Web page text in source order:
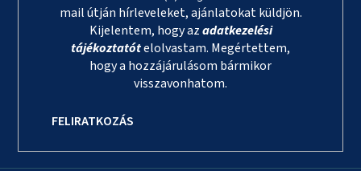
mail útján hírleveleket, ajánlatokat küldjön.
Kijelentem, hogy azadatkezelési
tájékoztatótelolvastam. Megértettem,
hogy a hozzájárulásom bármikor
visszavonhatom.
FELIRATKOZÁS